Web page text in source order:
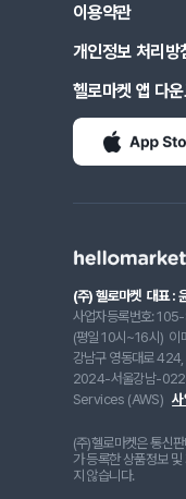
이용약관
개인정보 처리방
헬로마켓 앱 다
(주) 헬로마켓 대표 :
사업자등록번호:
(평일 10시~16시) 이
강남구 영동대로
2024-서울강남-
Services (AWS) 사
(주)헬로마켓은 통신
가 등록한 상품정보
지 않습니다.